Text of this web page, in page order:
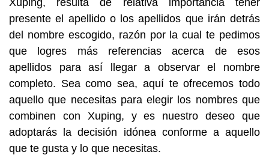
Xuping, resulta de relativa importancia tener
presente el apellido o los apellidos que irán detrás
del nombre escogido, razón por la cual te pedimos
que logres más referencias acerca de esos
apellidos para así llegar a observar el nombre
completo. Sea como sea, aquí te ofrecemos todo
aquello que necesitas para elegir los nombres que
combinen con Xuping, y es nuestro deseo que
adoptarás la decisión idónea conforme a aquello
que te gusta y lo que necesitas.